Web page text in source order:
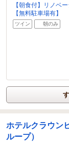
【朝食付】リノベ
【無料駐車場有】
ツイン 朝のみ
ホテルクラウン
ループ）